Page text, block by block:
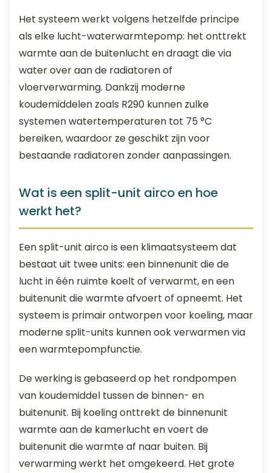
Het systeem werkt volgens hetzelfde principe
als elke lucht-waterwarmtepomp: het onttrekt
warmte aan de buitenlucht en draagt die via
water over aan de radiatoren of
vloerverwarming. Dankzij moderne
koudemiddelen zoals R290 kunnen zulke
systemen watertemperaturen tot 75 °C
bereiken, waardoor ze geschikt zijn voor
bestaande radiatoren zonder aanpassingen.
Wat is een split-unit airco en hoe
werkt het?
Een split-unit airco is een klimaatsysteem dat
bestaat uit twee units: een binnenunit die de
lucht in één ruimte koelt of verwarmt, en een
buitenunit die warmte afvoert of opneemt. Het
systeem is primair ontworpen voor koeling, maar
moderne split-units kunnen ook verwarmen via
een warmtepompfunctie.
De werking is gebaseerd op het rondpompen
van koudemiddel tussen de binnen- en
buitenunit. Bij koeling onttrekt de binnenunit
warmte aan de kamerlucht en voert de
buitenunit die warmte af naar buiten. Bij
verwarming werkt het omgekeerd. Het grote